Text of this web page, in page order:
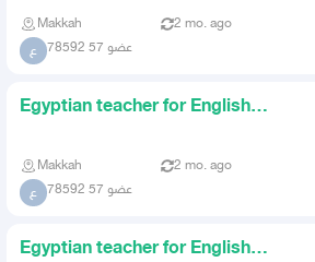
Makkah 2 mo. ago
ع عضو 57 78592
Egyptian teacher for English
Makkah 2 mo. ago
ع عضو 57 78592
Egyptian teacher for English